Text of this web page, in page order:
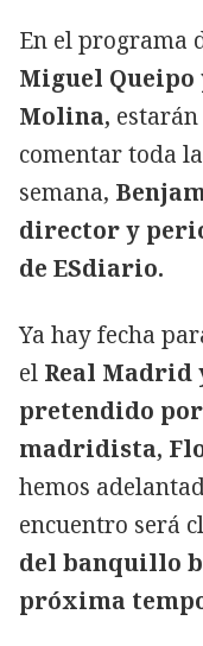
En el programa
Miguel
Molina,
comentar toda
semana,
director y
de ESdiario.
Ya hay fecha
el Real Madrid
pretendido
madridista,
hemos
encuentro será
del banquillo
próxima